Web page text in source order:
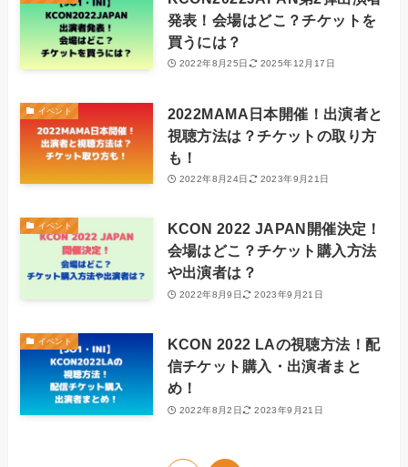
発表！会場はどこ？チケットを
買うには？
2022年8月25日 2025年12月17日
イベント
2022MAMA日本開催！出演者と
視聴方法は？チケットの取り方
も！
2022年8月24日 2023年9月21日
イベント
KCON 2022 JAPAN開催決定！
会場はどこ？チケット購入方法
や出演者は？
2022年8月9日 2023年9月21日
イベント
KCON 2022 LAの視聴方法！配
信チケット購入・出演者まと
め！
2022年8月2日 2023年9月21日